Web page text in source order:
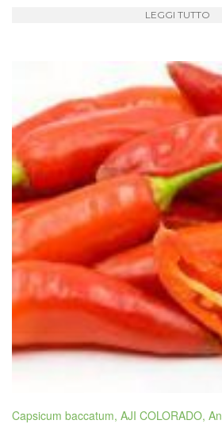
LEGGI TUTTO
Capsicum baccatum, AJI COLORADO,